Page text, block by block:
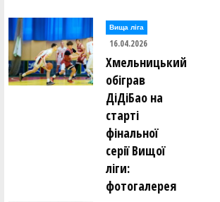
Вища лiга
16.04.2026
Хмельницький
обіграв
ДіДіБао на
старті
фінальної
серії Вищої
ліги:
фотогалерея